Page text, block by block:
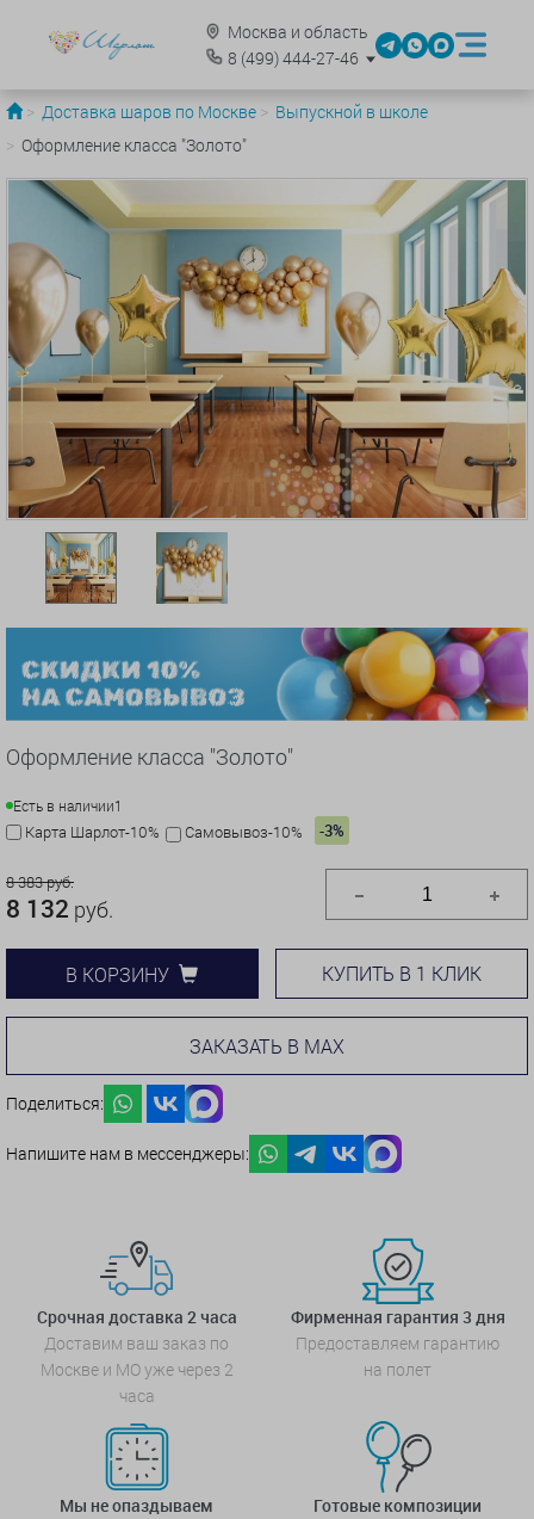
Москва и область
8 (499)444-27-46
Доставка шаров по Москве
Выпускной в школе
Оформление класса "Золото"
Оформление класса "Золото"
Есть в наличии1
Карта Шарлот-10% Самовывоз-10% -3%
8 383 руб.
8 132 руб.
В КОРЗИНУ КУПИТЬ В 1 КЛИК
ЗАКАЗАТЬ В MAX
Поделиться:
Напишите нам в мессенджеры:
Срочная доставка 2 часа
Доставим ваш заказ по
Москве и МО уже через 2
часа
Фирменная гарантия 3 дня
Предоставляем гарантию
на полет
Мы не опаздываем
Готовые композиции